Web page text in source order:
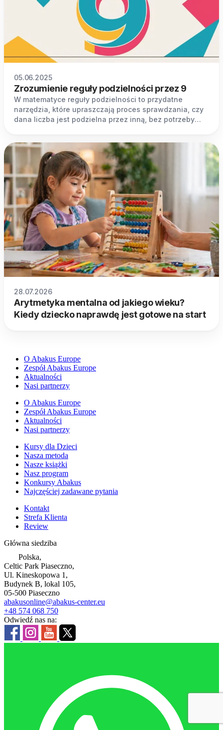
05.06.2025
Zrozumienie reguły podzielności przez 9
W matematyce reguły podzielności to przydatne
narzędzia, które upraszczają proces sprawdzania, czy
dana liczba jest podzielna przez inną, bez potrzeby
28.07.2026
Arytmetyka mentalna od jakiego wieku?
Kiedy dziecko naprawdę jest gotowe na start
O Abakus Europe
Zespół Abakus Europe
Aktualności
Nasi partnerzy
O Abakus Europe
Zespół Abakus Europe
Aktualności
Nasi partnerzy
Kursy dla Dzieci
Nasza metoda
Nasze książki
Nasz program
Konkursy Abakus
Najczęściej zadawane pytania
Kontakt
Strefa Klienta
Review
Główna siedziba
Polska,
Celtic Park Piaseczno,
Ul. Kineskopowa 1,
Budynek B, lokal 105,
05-500 Piaseczno
abakusonline@abakus-center.eu
+48 574 068 750
Odwiedź nas na: